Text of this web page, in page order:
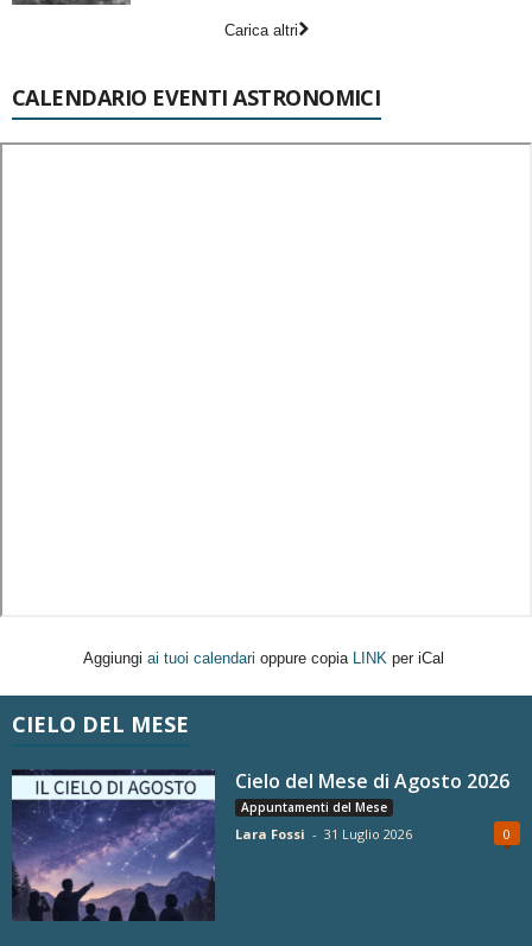
Carica altri
CALENDARIO EVENTI ASTRONOMICI
Aggiungi ai tuoi calendari oppure copia LINK per iCal
CIELO DEL MESE
Cielo del Mese di Agosto 2026
Appuntamenti del Mese
Lara Fossi - 31 Luglio 2026 0